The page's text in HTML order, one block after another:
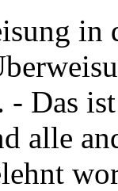
in
- Das
alle